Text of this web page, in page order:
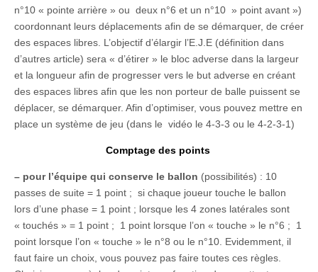
n°10 « pointe arrière » ou deux n°6 et un n°10 » point avant »)
coordonnant leurs déplacements afin de se démarquer, de créer
des espaces libres. L’objectif d’élargir l’E.J.E (définition dans
d’autres article) sera « d’étirer » le bloc adverse dans la largeur
et la longueur afin de progresser vers le but adverse en créant
des espaces libres afin que les non porteur de balle puissent se
déplacer, se démarquer. Afin d’optimiser, vous pouvez mettre en
place un système de jeu (dans le vidéo le 4-3-3 ou le 4-2-3-1)
Comptage des points
– pour l’équipe qui conserve le ballon (possibilités) : 10
passes de suite = 1 point ; si chaque joueur touche le ballon
lors d’une phase = 1 point ; lorsque les 4 zones latérales sont
« touchés » = 1 point ; 1 point lorsque l’on « touche » le n°6 ; 1
point lorsque l’on « touche » le n°8 ou le n°10. Evidemment, il
faut faire un choix, vous pouvez pas faire toutes ces règles.